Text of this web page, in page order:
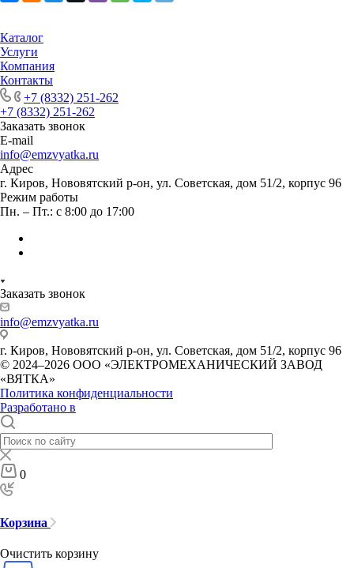
Каталог
Услуги
Компания
Контакты
+7 (8332) 251-262
+7 (8332) 251-262
Заказать звонок
E-mail
info@emzvyatka.ru
Адрес
г. Киров, Нововятский р-он, ул. Советская, дом 51/2, корпус 96
Режим работы
Пн. – Пт.: с 8:00 до 17:00
Заказать звонок
info@emzvyatka.ru
г. Киров, Нововятский р-он, ул. Советская, дом 51/2, корпус 96
© 2024–2026 ООО «ЭЛЕКТРОМЕХАНИЧЕСКИЙ ЗАВОД
«ВЯТКА»
Политика конфиденциальности
Разработано в
0
Корзина
Очистить корзину